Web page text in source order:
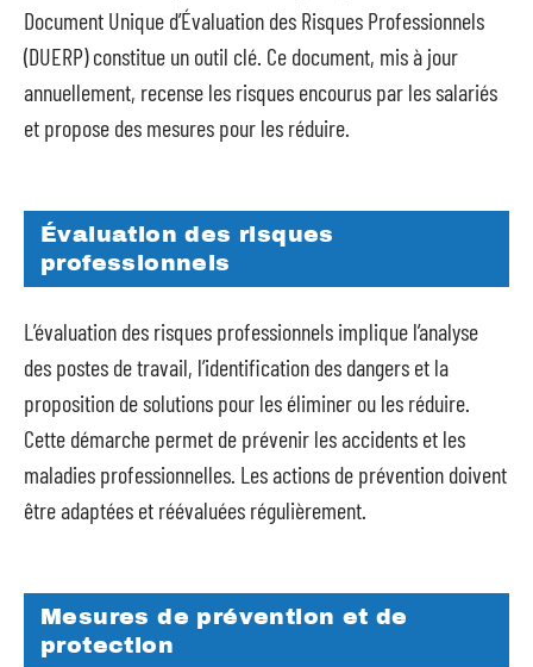
Document Unique d’Évaluation des Risques Professionnels
(DUERP) constitue un outil clé. Ce document, mis à jour
annuellement, recense les risques encourus par les salariés
et propose des mesures pour les réduire.
Évaluation des risques
professionnels
L’évaluation des risques professionnels implique l’analyse
des postes de travail, l’identification des dangers et la
proposition de solutions pour les éliminer ou les réduire.
Cette démarche permet de prévenir les accidents et les
maladies professionnelles. Les actions de prévention doivent
être adaptées et réévaluées régulièrement.
Mesures de prévention et de
protection